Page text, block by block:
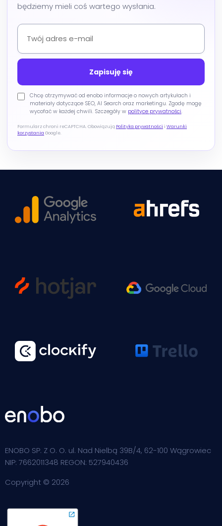
będziemy mieli coś wartego wysłania.
Chcę otrzymywać od enobo informacje o nowych artykułach i
materiały dotyczące SEO, AI Search oraz marketingu. Zgodę mogę
wycofać w każdej chwili. Szczegóły w polityce prywatności.
Formularz chroni reCAPTCHA. Obowiązują Polityka prywatności i Warunki
korzystania Google.
ENOBO SP. Z O. O. ul. Nad Nielbą 39B/4, 62-100 Wągrowiec
NIP: 7662011348 REGON: 527940436
Copyright © 2026